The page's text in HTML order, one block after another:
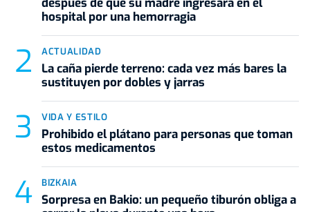
hospital por una hemorragia
ACTUALIDAD
La caña pierde terreno: cada vez más bares la
sustituyen por dobles y jarras
VIDA Y ESTILO
Prohibido el plátano para personas que toman
estos medicamentos
BIZKAIA
Sorpresa en Bakio: un pequeño tiburón obliga a